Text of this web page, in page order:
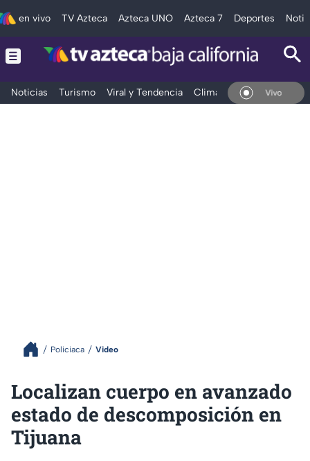
en vivo TV Azteca Azteca UNO Azteca 7 Deportes
Noticias Turismo Viral y Tendencia Clima Deportes
En Vivo
Policiaca Video
Localizan cuerpo en avanzado
estado de descomposición en
Tijuana